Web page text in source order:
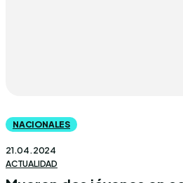
NACIONALES
21.04.2024
ACTUALIDAD